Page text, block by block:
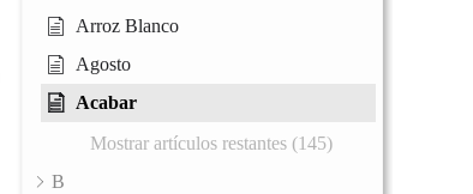
Arroz Blanco
Agosto
Acabar
Mostrar artículos restantes (145)
B